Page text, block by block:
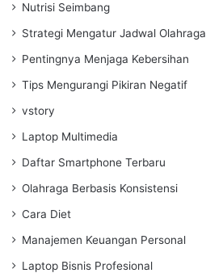
Nutrisi Seimbang
Strategi Mengatur Jadwal Olahraga
Pentingnya Menjaga Kebersihan
Tips Mengurangi Pikiran Negatif
vstory
Laptop Multimedia
Daftar Smartphone Terbaru
Olahraga Berbasis Konsistensi
Cara Diet
Manajemen Keuangan Personal
Laptop Bisnis Profesional